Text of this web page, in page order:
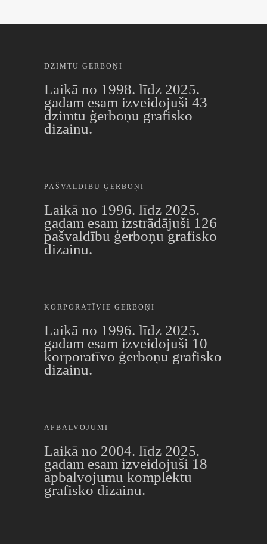
DZIMTU ĢERBOŅI
Laikā no 1998. līdz 2025.
gadam esam izveidojuši 43
dzimtu ģerboņu grafisko
dizainu.
PAŠVALDĪBU ĢERBOŅI
Laikā no 1996. līdz 2025.
gadam esam izstrādājuši 126
pašvaldību ģerboņu grafisko
dizainu.
KORPORATĪVIE ĢERBOŅI
Laikā no 1996. līdz 2025.
gadam esam izveidojuši 10
korporatīvo ģerboņu grafisko
dizainu.
APBALVOJUMI
Laikā no 2004. līdz 2025.
gadam esam izveidojuši 18
apbalvojumu komplektu
grafisko dizainu.